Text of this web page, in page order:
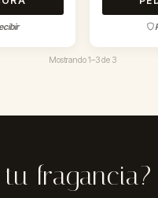
Mostrando1–3de 3
fragancia?